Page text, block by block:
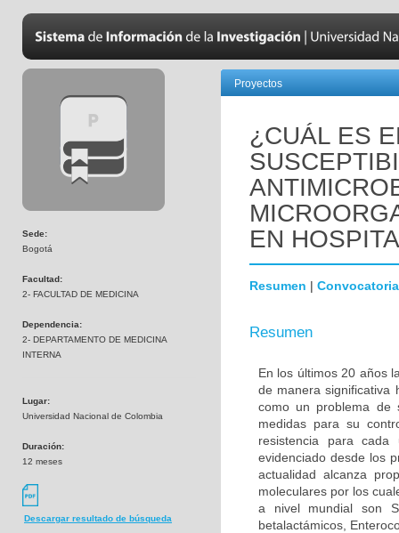
Sede:
Bogotá
Facultad:
2- FACULTAD DE MEDICINA
Dependencia:
2- DEPARTAMENTO DE MEDICINA
INTERNA
Lugar:
Universidad Nacional de Colombia
Duración:
12 meses
Descargar resultado de búsqueda
Proyectos
¿CUÁL ES
EN
Resumen | Convocatoria
Resumen
En los últimos 20 años
de manera significativa
como un problema de
medidas para su
resistencia para
evidenciado desde los
actualidad alcanza
moleculares por los
a nivel mundial son
betalactámicos,